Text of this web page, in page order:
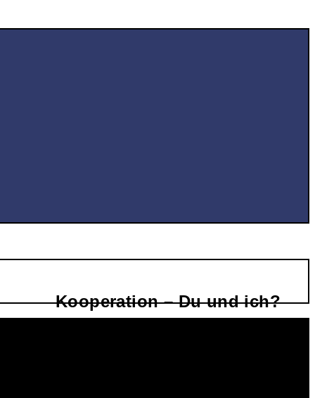
Kooperation – Du und ich?